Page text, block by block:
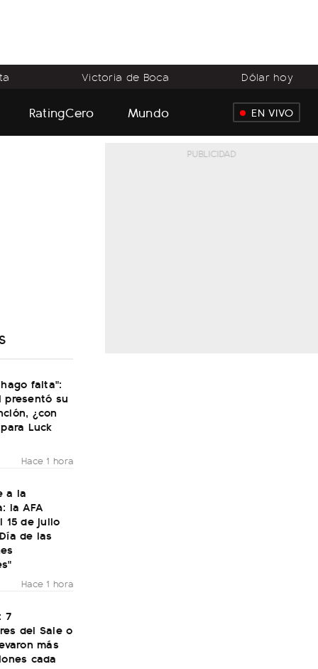
Victoria de Boca Dólar hoy
RatingCero Mundo EN VIVO
falta":
presentó su
¿con
Luck
Hace 1 hora
a la
la AFA
15 de julio
de las
Hace 1 hora
7
del Sale o
más
cada